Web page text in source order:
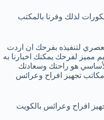
لذلك وفرنا بالمكتب
لتنفيذه بفرحك ان اردت
لفرحك يمكنك اخبارنا به
هو راحتك وسعادتك
تجهيز افراح وعرائس
افراح وعرائس بالكويت